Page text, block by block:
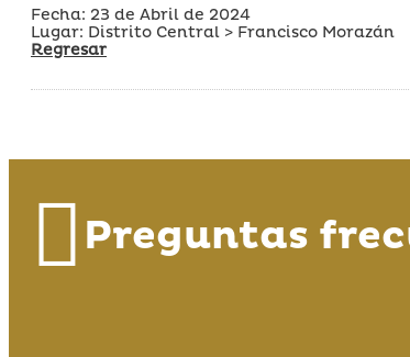
Fecha: 23 de Abril de 2024
Lugar: Distrito Central > Francisco Morazán
Regresar
Preguntas